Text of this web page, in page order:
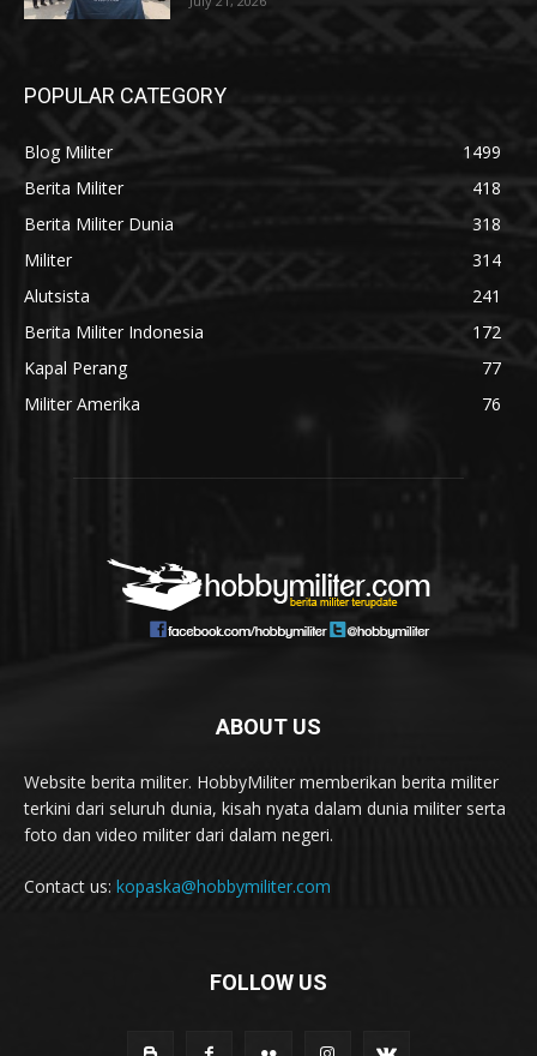
POPULAR CATEGORY
Blog Militer
1499
Berita Militer
418
Berita Militer Dunia
318
Militer
314
Alutsista
241
Berita Militer Indonesia
172
Kapal Perang
77
Militer Amerika
76
ABOUT US
Website berita militer. HobbyMiliter memberikan berita militer
terkini dari seluruh dunia, kisah nyata dalam dunia militer serta
foto dan video militer dari dalam negeri.
Contact us: kopaska@hobbymiliter.com
FOLLOW US